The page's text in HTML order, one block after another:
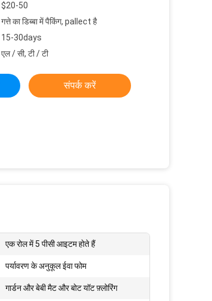
$20-50
गत्ते का डिब्बा में पैकिंग, pallect है
15-30days
एल / सी, टी / टी
संपर्क करें
एक रोल में 5 पीसी आइटम होते हैं
पर्यावरण के अनुकूल ईवा फोम
गार्डन और बेबी मैट और बोट यॉट फ़्लोरिंग